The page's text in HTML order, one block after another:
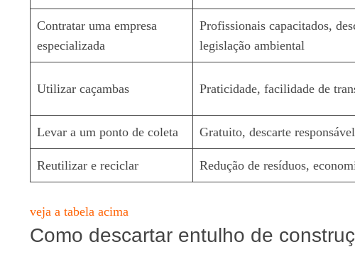
Contratar uma empresa
especializada
Profissionais capacitados,
legislação ambiental
Utilizar caçambas Praticidade, facilidade de
Levar a um ponto de coleta Gratuito, descarte responsável
Reutilizar e reciclar Redução de resíduos,
veja a tabela acima
Como descartar entulho de